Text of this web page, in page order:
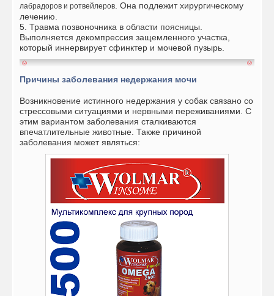
лабрадоров и ротвейлеров . Она подлежит хирургическому
лечению.
5. Травма позвоночника в области поясницы.
Выполняется декомпрессия защемленного участка,
который иннервирует сфинктер и мочевой пузырь.
Причины заболевания недержания мочи
Возникновение истинного недержания у собак связано со
стрессовыми ситуациями и нервными переживаниями. С
этим вариантом заболевания сталкиваются
впечатлительные животные. Также причиной
заболевания может являться: